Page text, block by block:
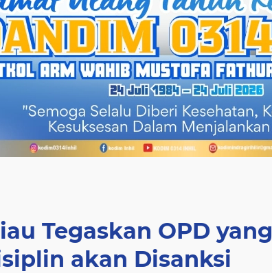
Tegaskan OPD yang
akan Disanksi